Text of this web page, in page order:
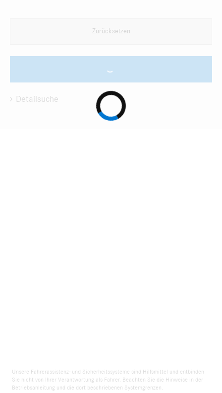
Detailsuche
Zurücksetzen
Unsere Fahrerassistenz- und Sicherheitssysteme sind Hilfsmittel und entbinden
Sie nicht von Ihrer Verantwortung als Fahrer. Beachten Sie die Hinweise in der
Betriebsanleitung und die dort beschriebenen Systemgrenzen.